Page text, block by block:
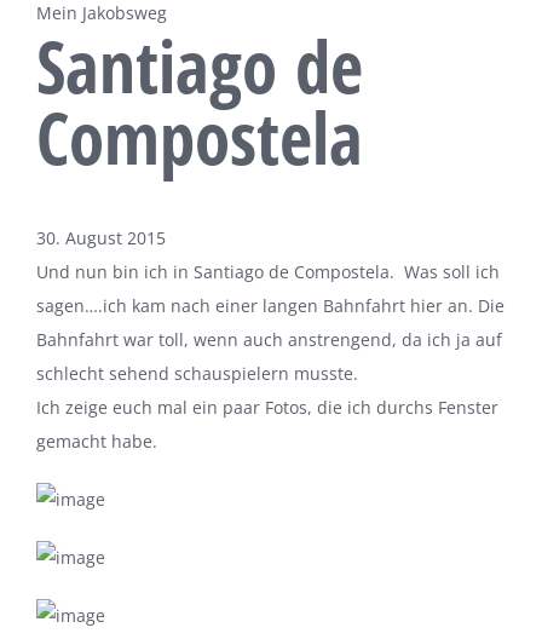
Mein Jakobsweg
Santiago de
Compostela
30. August 2015
Und nun bin ich in Santiago de Compostela. Was soll ich
sagen….ich kam nach einer langen Bahnfahrt hier an. Die
Bahnfahrt war toll, wenn auch anstrengend, da ich ja auf
schlecht sehend schauspielern musste.
Ich zeige euch mal ein paar Fotos, die ich durchs Fenster
gemacht habe.